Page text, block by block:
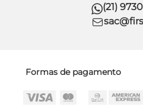
(21)
Formas de pagamento